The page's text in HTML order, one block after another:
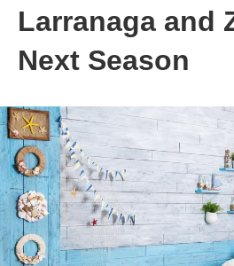
Larranaga and
Next Season